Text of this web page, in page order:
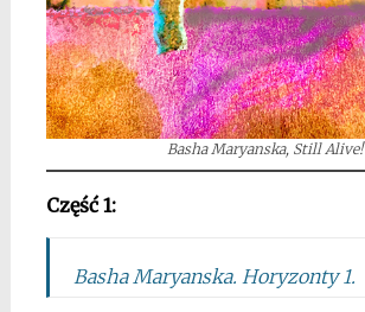
Basha Maryanska, Still Alive!
Część 1:
Basha Maryanska. Horyzonty 1.